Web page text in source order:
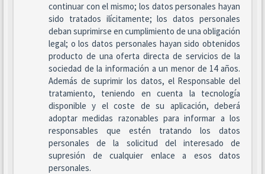
continuar con el mismo; los datos personales hayan
sido tratados ilícitamente; los datos personales
deban suprimirse en cumplimiento de una obligación
legal; o los datos personales hayan sido obtenidos
producto de una oferta directa de servicios de la
sociedad de la información a un menor de 14 años.
Además de suprimir los datos, el Responsable del
tratamiento, teniendo en cuenta la tecnología
disponible y el coste de su aplicación, deberá
adoptar medidas razonables para informar a los
responsables que estén tratando los datos
personales de la solicitud del interesado de
supresión de cualquier enlace a esos datos
personales.